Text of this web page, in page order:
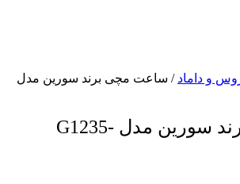
و داماد / ساعت مچی برند سورین مدل
ساعت مچی برند سورین مدل G1235-